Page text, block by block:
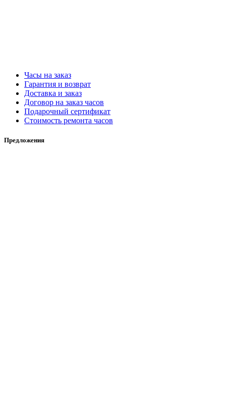
Часы на заказ
Гарантия и возврат
Доставка и заказ
Договор на заказ часов
Подарочный сертификат
Стоимость ремонта часов
Предложения